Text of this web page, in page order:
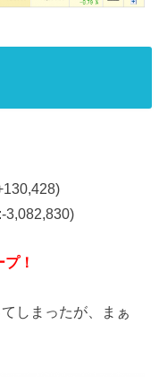
3,082,830)
！
しまったが、まぁ